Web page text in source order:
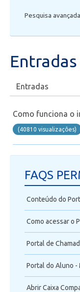
Secretaria de
Wifi
Laboratórios
Suporte
Videoconferência
Office 365
Intercâmbio
Pesquisa avançada
Entradas
Como funciona o
(40810 visualizaçôes)
FAQS
Conteúdo do
Como acessar o
Portal de
Portal do Aluno -
Abrir Caixa